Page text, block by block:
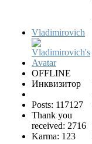
Vladimirovich
OFFLINE
Инквизитор
Posts: 117127
Thank you
received: 2716
Karma: 123